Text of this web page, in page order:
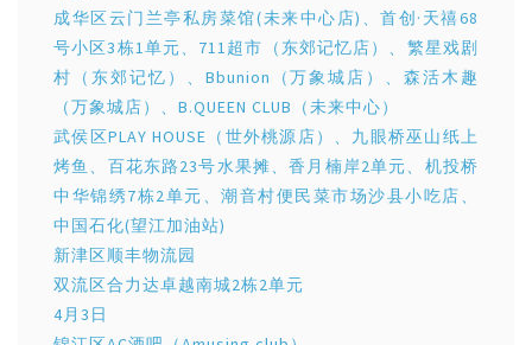
成华区云门兰亭私房菜馆(未来中心店)、首创·天禧68
号小区3栋1单元、711超市（东郊记忆店）、繁星戏剧
村（东郊记忆）、Bbunion（万象城店）、森活木趣
（万象城店）、B.QUEEN CLUB（未来中心）
武侯区PLAY HOUSE（世外桃源店）、九眼桥巫山纸上
烤鱼、百花东路23号水果摊、香月楠岸2单元、机投桥
中华锦绣7栋2单元、潮音村便民菜市场沙县小吃店、
中国石化(望江加油站)
新津区顺丰物流园
双流区合力达卓越南城2栋2单元
4月3日